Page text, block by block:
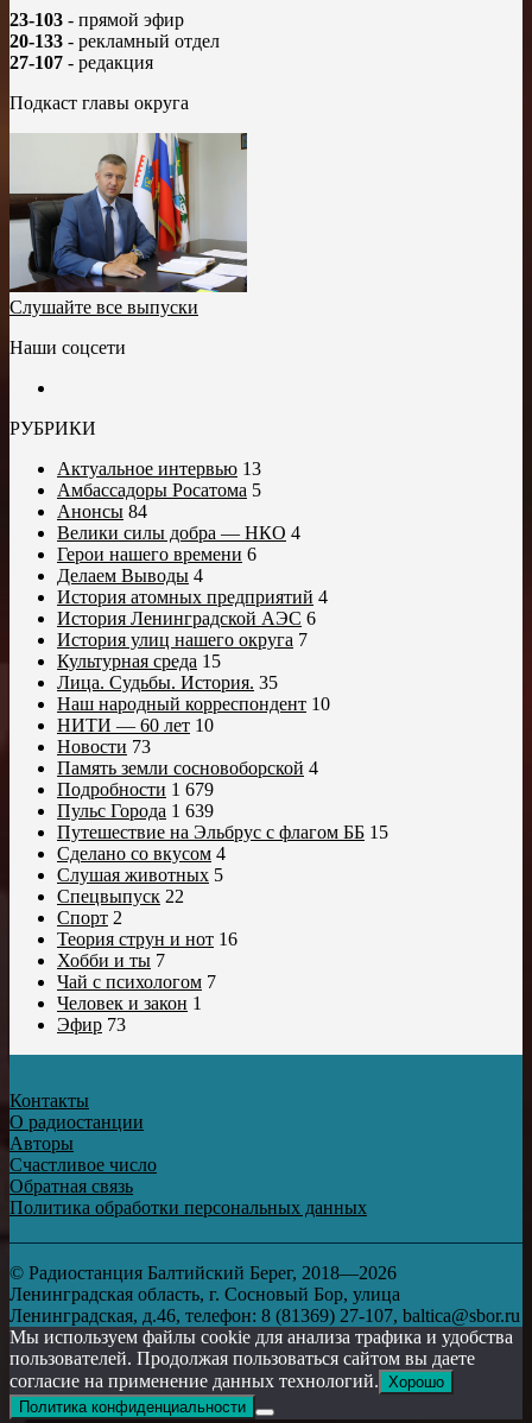
23-103 - прямой эфир
20-133 - рекламный отдел
27-107 - редакция
Подкаст главы округа
Слушайте все выпуски
Наши соцсети
РУБРИКИ
Актуальное интервью 13
Амбассадоры Росатома 5
Анонсы 84
Велики силы добра — НКО 4
Герои нашего времени 6
Делаем Выводы 4
История атомных предприятий 4
История Ленинградской АЭС 6
История улиц нашего округа 7
Культурная среда 15
Лица. Судьбы. История. 35
Наш народный корреспондент 10
НИТИ — 60 лет 10
Новости 73
Память земли сосновоборской 4
Подробности 1 679
Пульс Города 1 639
Путешествие на Эльбрус с флагом ББ 15
Сделано со вкусом 4
Слушая животных 5
Спецвыпуск 22
Спорт 2
Теория струн и нот 16
Хобби и ты 7
Чай с психологом 7
Человек и закон 1
Эфир 73
Контакты
О радиостанции
Авторы
Счастливое число
Обратная связь
Политика обработки персональных данных
© Радиостанция Балтийский Берег, 2018—2026
Ленинградская область, г. Сосновый Бор, улица
Ленинградская, д.46, телефон: 8 (81369) 27-107, baltica@sbor.ru
Мы используем файлы cookie для анализа трафика и удобства
пользователей. Продолжая пользоваться сайтом вы даете
согласие на применение данных технологий. Хорошо
Политика конфиденциальности